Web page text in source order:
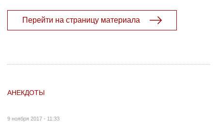
Перейти на страницу материала
АНЕКДОТЫ
9 ноября 2017 - 11:33